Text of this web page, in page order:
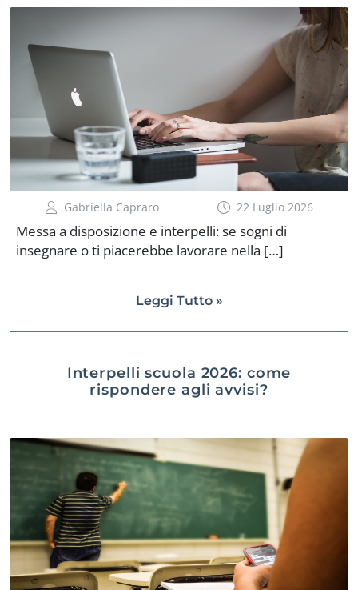
Gabriella Capraro 22 Luglio 2026
Messa a disposizione e interpelli: se sogni di
insegnare o ti piacerebbe lavorare nella […]
Leggi Tutto »
Interpelli scuola 2026: come
rispondere agli avvisi?